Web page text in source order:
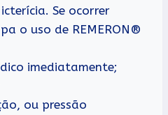
Se ocorrer
o uso de REMERON®
imediatamente;
ou pressão